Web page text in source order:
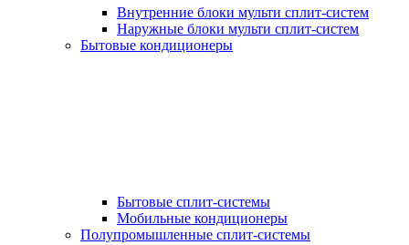
Внутренние блоки мульти сплит-систем
Наружные блоки мульти сплит-систем
Бытовые кондиционеры
Бытовые сплит-системы
Мобильные кондиционеры
Полупромышленные сплит-системы